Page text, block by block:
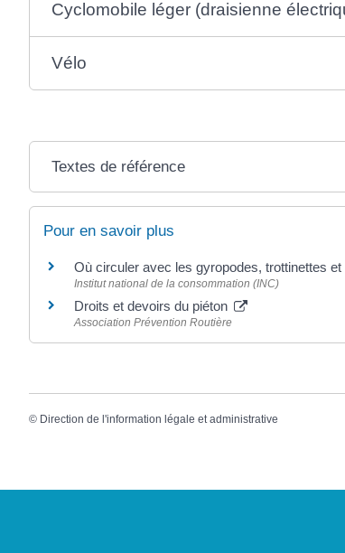
Cyclomobile léger (draisienne
Vélo
Textes de référence
Pour en savoir plus
Où circuler avec les gyropodes, trottinettes
Institut national de la consommation (INC)
Droits et devoirs du piéton
Association Prévention Routière
© Direction de l'information légale et administrative